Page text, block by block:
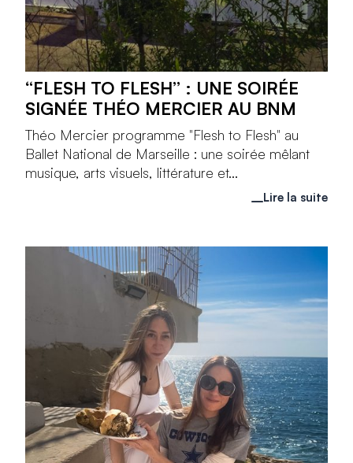
“FLESH TO FLESH” : UNE SOIRÉE
SIGNÉE THÉO MERCIER AU BNM
Théo Mercier programme "Flesh to Flesh" au
Ballet National de Marseille : une soirée mêlant
musique, arts visuels, littérature et...
Lire la suite